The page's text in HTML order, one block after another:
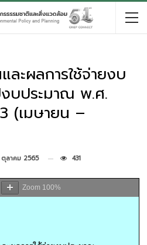
ะผลการใช้จ่ายงบ
บประมาณ พ.ศ.
(เมษายน –
ตุลาคม 2565 431
Zoom 100%